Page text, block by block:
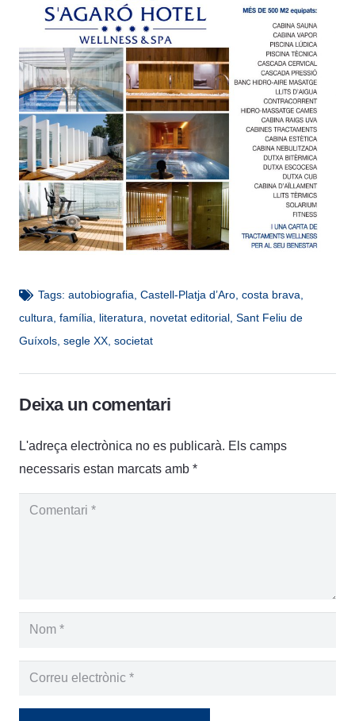
Tags: autobiografia, Castell-Platja d’Aro, costa brava,
cultura, família, literatura, novetat editorial, Sant Feliu de
Guíxols, segle XX, societat
Deixa un comentari
L'adreça electrònica no es publicarà. Els camps
necessaris estan marcats amb *